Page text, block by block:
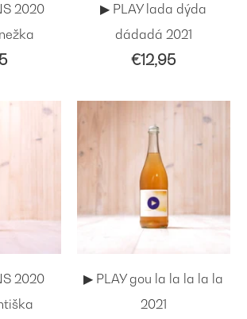
2020
▶︎ PLAY lada dýda
dádadá 2021
€12,95
2020
▶︎ PLAY gou la la la la la
2021